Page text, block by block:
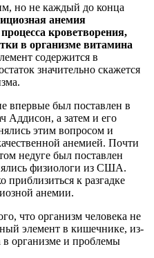
но не каждый до конца
анемия
кроветворения,
в организме витамина
содержится в
значительно скажется
впервые был поставлен в
Аддисон, а затем и его
этим вопросом и
анемией. Почти
недуге был поставлен
физиологи из США.
к разгадке
анемии.
что организм человека не
элемент в кишечнике, из-
в организме и проблемы